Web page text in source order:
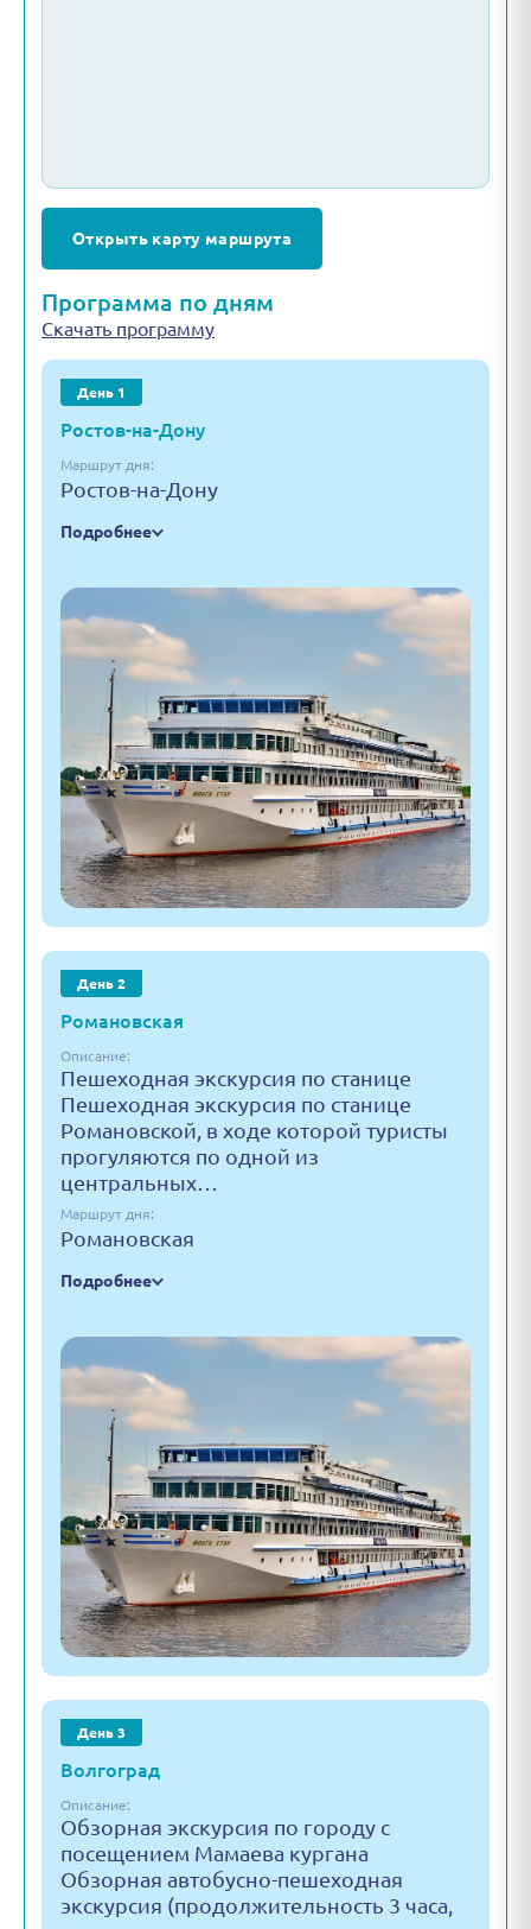
Открыть карту маршрута
Программа по дням
Скачать программу
День 1
Ростов-на-Дону
Маршрут дня:
Ростов-на-Дону
Подробнее
День 2
Романовская
Описание:
Пешеходная экскурсия по станице
Пешеходная экскурсия по станице
Романовской, в ходе которой туристы
прогуляются по одной из
центральных…
Маршрут дня:
Романовская
Подробнее
День 3
Волгоград
Описание:
Обзорная экскурсия по городу с
посещением Мамаева кургана
Обзорная автобусно-пешеходная
экскурсия (продолжительность 3 часа,